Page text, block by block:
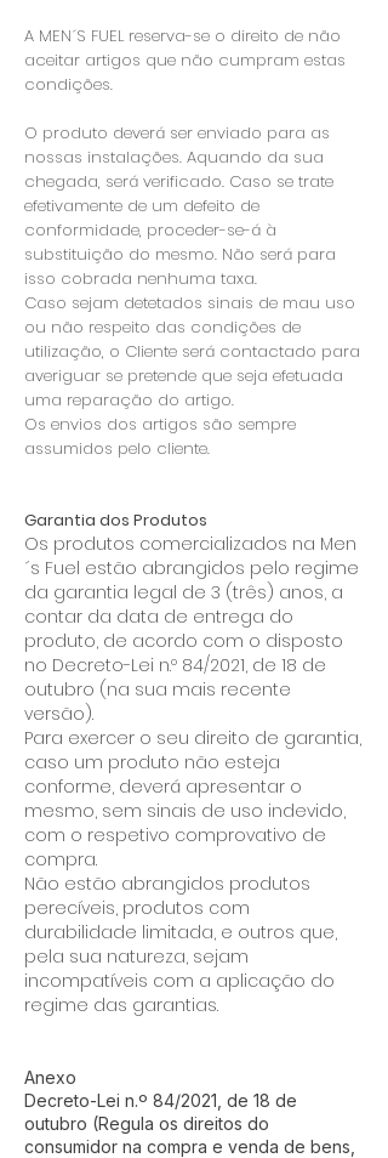
A MEN´S FUEL reserva-se o direito de não
aceitar artigos que não cumpram estas
condições.
O produto deverá ser enviado para as
nossas instalações. Aquando da sua
chegada, será verificado. Caso se trate
efetivamente de um defeito de
conformidade, proceder-se-á à
substituição do mesmo. Não será para
isso cobrada nenhuma taxa.
Caso sejam detetados sinais de mau uso
ou não respeito das condições de
utilização, o Cliente será contactado para
averiguar se pretende que seja efetuada
uma reparação do artigo.
Os envios dos artigos são sempre
assumidos pelo cliente.
Garantia dos Produtos
Os produtos comercializados na Men
´s Fuel estão abrangidos pelo regime
da garantia legal de 3 (três) anos, a
contar da data de entrega do
produto, de acordo com o disposto
no Decreto-Lei n.º 84/2021, de 18 de
outubro (na sua mais recente
versão).
Para exercer o seu direito de garantia,
caso um produto não esteja
conforme, deverá apresentar o
mesmo, sem sinais de uso indevido,
com o respetivo comprovativo de
compra.
Não estão abrangidos produtos
perecíveis, produtos com
durabilidade limitada, e outros que,
pela sua natureza, sejam
incompatíveis com a aplicação do
regime das garantias.
Anexo
Decreto-Lei n.º 84/2021, de 18 de
outubro (Regula os direitos do
consumidor na compra e venda de bens,